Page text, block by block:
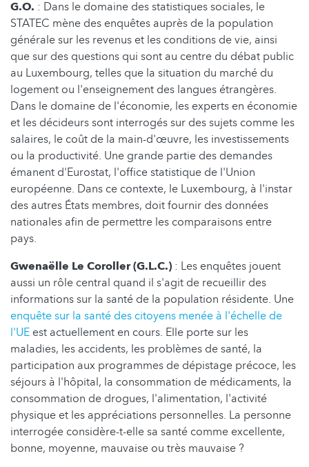
G.O. : Dans le domaine des statistiques sociales, le
STATEC mène des enquêtes auprès de la population
générale sur les revenus et les conditions de vie, ainsi
que sur des questions qui sont au centre du débat public
au Luxembourg, telles que la situation du marché du
logement ou l'enseignement des langues étrangères.
Dans le domaine de l'économie, les experts en économie
et les décideurs sont interrogés sur des sujets comme les
salaires, le coût de la main-d'œuvre, les investissements
ou la productivité. Une grande partie des demandes
émanent d'Eurostat, l'office statistique de l'Union
européenne. Dans ce contexte, le Luxembourg, à l'instar
des autres États membres, doit fournir des données
nationales afin de permettre les comparaisons entre
pays.
Gwenaëlle Le Coroller (G.L.C.) : Les enquêtes jouent
aussi un rôle central quand il s'agit de recueillir des
informations sur la santé de la population résidente. Une
enquête sur la santé des citoyens menée à l'échelle de
l'UE est actuellement en cours. Elle porte sur les
maladies, les accidents, les problèmes de santé, la
participation aux programmes de dépistage précoce, les
séjours à l'hôpital, la consommation de médicaments, la
consommation de drogues, l'alimentation, l'activité
physique et les appréciations personnelles. La personne
interrogée considère-t-elle sa santé comme excellente,
bonne, moyenne, mauvaise ou très mauvaise ?